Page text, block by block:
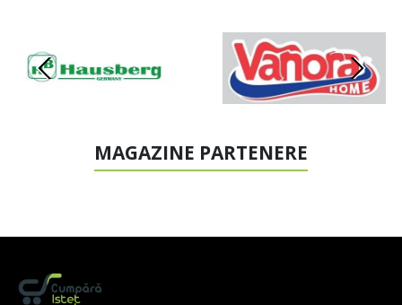
MAGAZINE PARTENERE